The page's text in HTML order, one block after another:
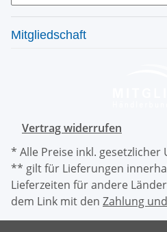
Mitgliedschaft
Vertrag widerrufen
* Alle Preise inkl. gesetzlicher
** gilt für Lieferungen
Lieferzeiten für andere
dem Link mit den Zahlung